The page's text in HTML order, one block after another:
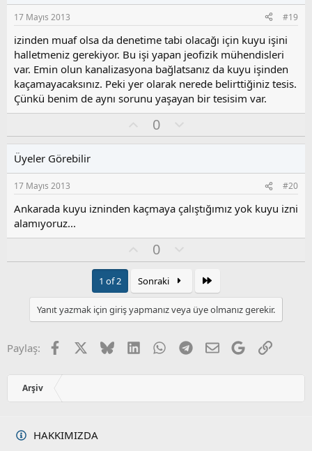
s
u
z
o
y
l
a
17 Mayıs 2013 #19
izinden muaf olsa da denetime tabi olacağı için kuyu işini
halletmeniz gerekiyor. Bu işi yapan jeofizik mühendisleri
var. Emin olun kanalizasyona bağlatsanız da kuyu işinden
kaçamayacaksınız. Peki yer olarak nerede belirttiğiniz tesis.
Çünkü benim de aynı sorunu yaşayan bir tesisim var.
y
0
l
s
u
z
y
a
Üyeler Görebilir
17 Mayıs 2013 #20
Ankarada kuyu izninden kaçmaya çalıştığımız yok kuyu izni
alamıyoruz...
y
l
a
0
l
m
s
u
o
y
l
1 of 2 Sonraki
Yanıt yazmak için giriş yapmanız veya üye olmanız gerekir.
Paylaş: Facebook BlueskyLinkedInWhatsApp
Telegram
E-postaGoogleLink
Arşiv
HAKKIMIZDA